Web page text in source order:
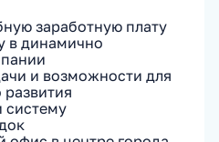
заработную плату
в динамично
и возможности для
систему